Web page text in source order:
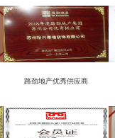
路劲地产优秀供应商